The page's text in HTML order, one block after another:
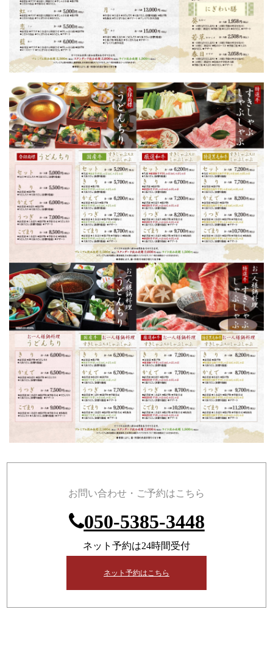
お問い合わせ・ご予約はこちら
050-5385-3448
ネット予約は24時間受付
ネット予約はこちら